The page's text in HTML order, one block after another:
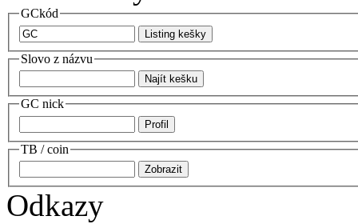
GCkód
Slovo z názvu
GC nick
TB / coin
Odkazy